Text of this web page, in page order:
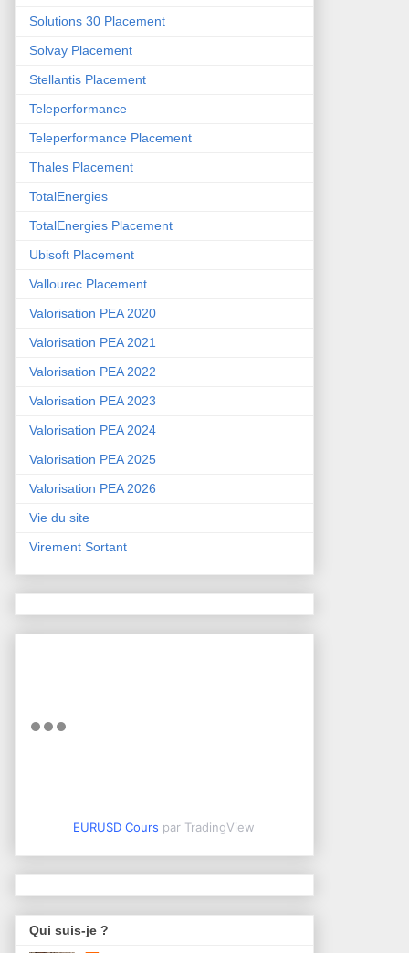
Solutions 30 Placement
Solvay Placement
Stellantis Placement
Teleperformance
Teleperformance Placement
Thales Placement
TotalEnergies
TotalEnergies Placement
Ubisoft Placement
Vallourec Placement
Valorisation PEA 2020
Valorisation PEA 2021
Valorisation PEA 2022
Valorisation PEA 2023
Valorisation PEA 2024
Valorisation PEA 2025
Valorisation PEA 2026
Vie du site
Virement Sortant
EURUSD Cours par TradingView
Qui suis-je ?